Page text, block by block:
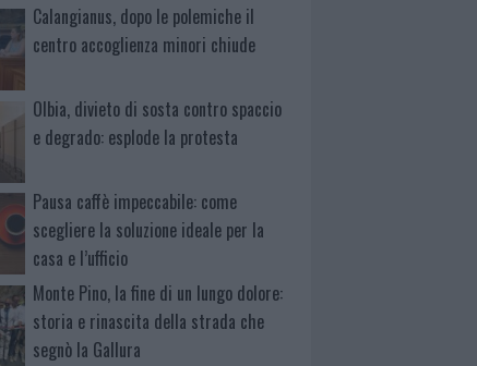
Calangianus, dopo le polemiche il
centro accoglienza minori chiude
Olbia, divieto di sosta contro spaccio
e degrado: esplode la protesta
Pausa caffè impeccabile: come
scegliere la soluzione ideale per la
casa e l’ufficio
Monte Pino, la fine di un lungo dolore:
storia e rinascita della strada che
segnò la Gallura